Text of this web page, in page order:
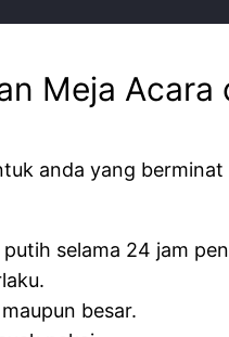
Meja Acara
anda yang
selama 24 jam
besar.